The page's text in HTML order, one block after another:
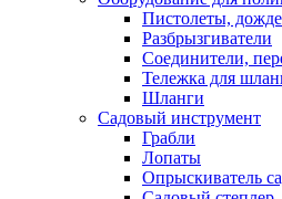
Пистолеты,
Разбрызгиватели
Соединители,
Тележка для
Шланги
Садовый инструмент
Грабли
Лопаты
Опрыскиватель